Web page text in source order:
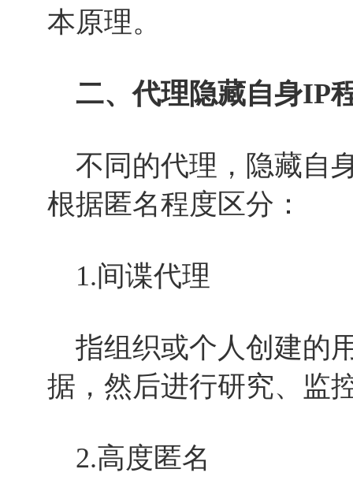
本原理。
二、代理隐藏自身IP
不同的代理，隐藏自
根据匿名程度区分：
1.间谍代理
指组织或个人创建的
据，然后进行研究、监
2.高度匿名